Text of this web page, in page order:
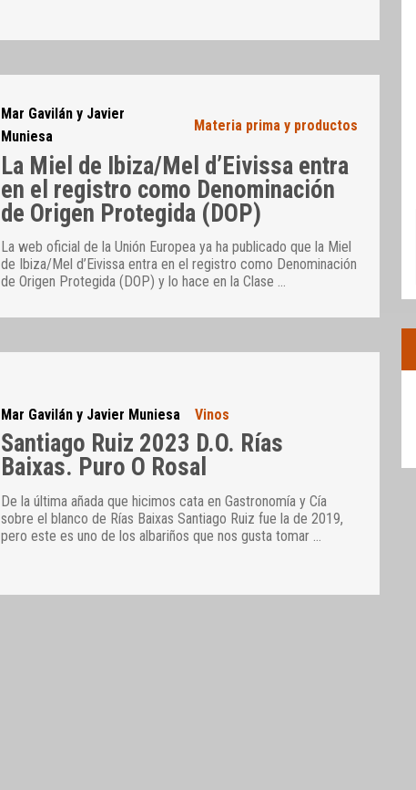
Mar Gavilán y Javier
Muniesa
Materia prima y productos
La Miel de Ibiza/Mel d’Eivissa entra
en el registro como Denominación
de Origen Protegida (DOP)
La web oficial de la Unión Europea ya ha publicado que la Miel
de Ibiza/Mel d’Eivissa entra en el registro como Denominación
de Origen Protegida (DOP) y lo hace en la Clase …
Mar Gavilán y Javier Muniesa Vinos
Santiago Ruiz 2023 D.O. Rías
Baixas. Puro O Rosal
De la última añada que hicimos cata en Gastronomía y Cía
sobre el blanco de Rías Baixas Santiago Ruiz fue la de 2019,
pero este es uno de los albariños que nos gusta tomar